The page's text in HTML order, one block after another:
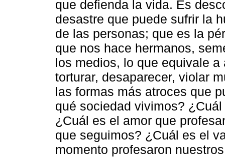
que defienda la vida. Es
desastre que puede sufrir la
de las personas; que es la
que nos hace hermanos,
los medios, lo que equivale
torturar, desaparecer, violar
las formas más atroces que
qué sociedad vivimos?
¿Cuál es el amor que
que seguimos? ¿Cuál es el
momento profesaron